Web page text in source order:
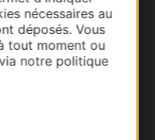
nécessaires au
déposés. Vous
tout moment ou
notre politique